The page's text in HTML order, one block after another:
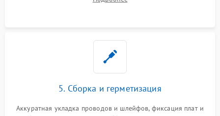
дорожек. Очистка контактов и замена поврежденной
5. Сборка и герметизация
Аккуратная укладка проводов и шлейфов, фиксация плат и